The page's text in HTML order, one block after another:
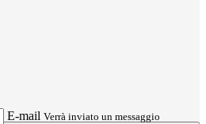
E-mail Verrà inviato un messaggio